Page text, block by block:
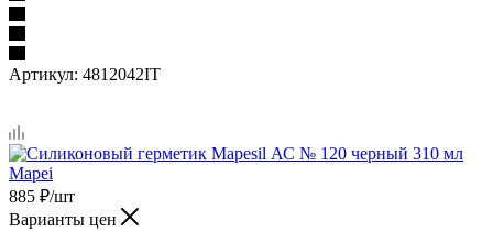
Артикул: 4812042IT
885 ₽/шт
Варианты цен